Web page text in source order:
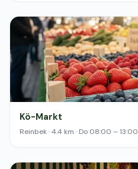
Kö-Markt
Reinbek · 4.4 km · Do 08:00 – 13:00